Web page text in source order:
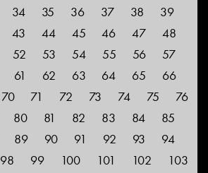
34 35 36 37 38
39
43 44 45 46 47
48
52 53 54 55 56
57
61 62 63 64 65
66
70 71 72 73 74 75
76
80 81 82 83 84
85
89 90 91 92 93
94
98 99 100 101 102 103